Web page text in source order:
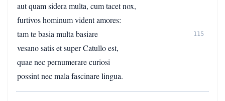
aut quam sidera multa, cum tacet nox,
furtivos hominum vident amores:
tam te basia multa basiare
115
vesano satis et super Catullo est,
quae nec pernumerare curiosi
possint nec mala fascinare lingua.